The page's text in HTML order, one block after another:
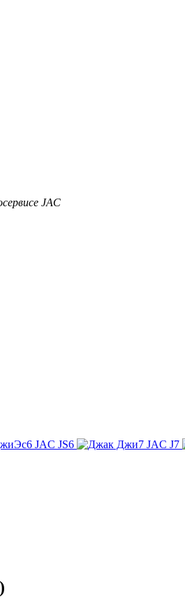
JAC
JAC JS6 JAC J7